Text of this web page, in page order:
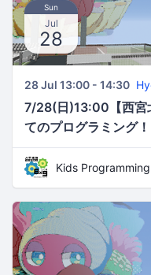
Sun
Jul
28
28 Jul 13:00 - 14:30
7/28(日)13:00【西宮
てのプログラミング